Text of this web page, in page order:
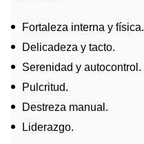
Fortaleza interna y física.
Delicadeza y tacto.
Serenidad y autocontrol.
Pulcritud.
Destreza manual.
Liderazgo.